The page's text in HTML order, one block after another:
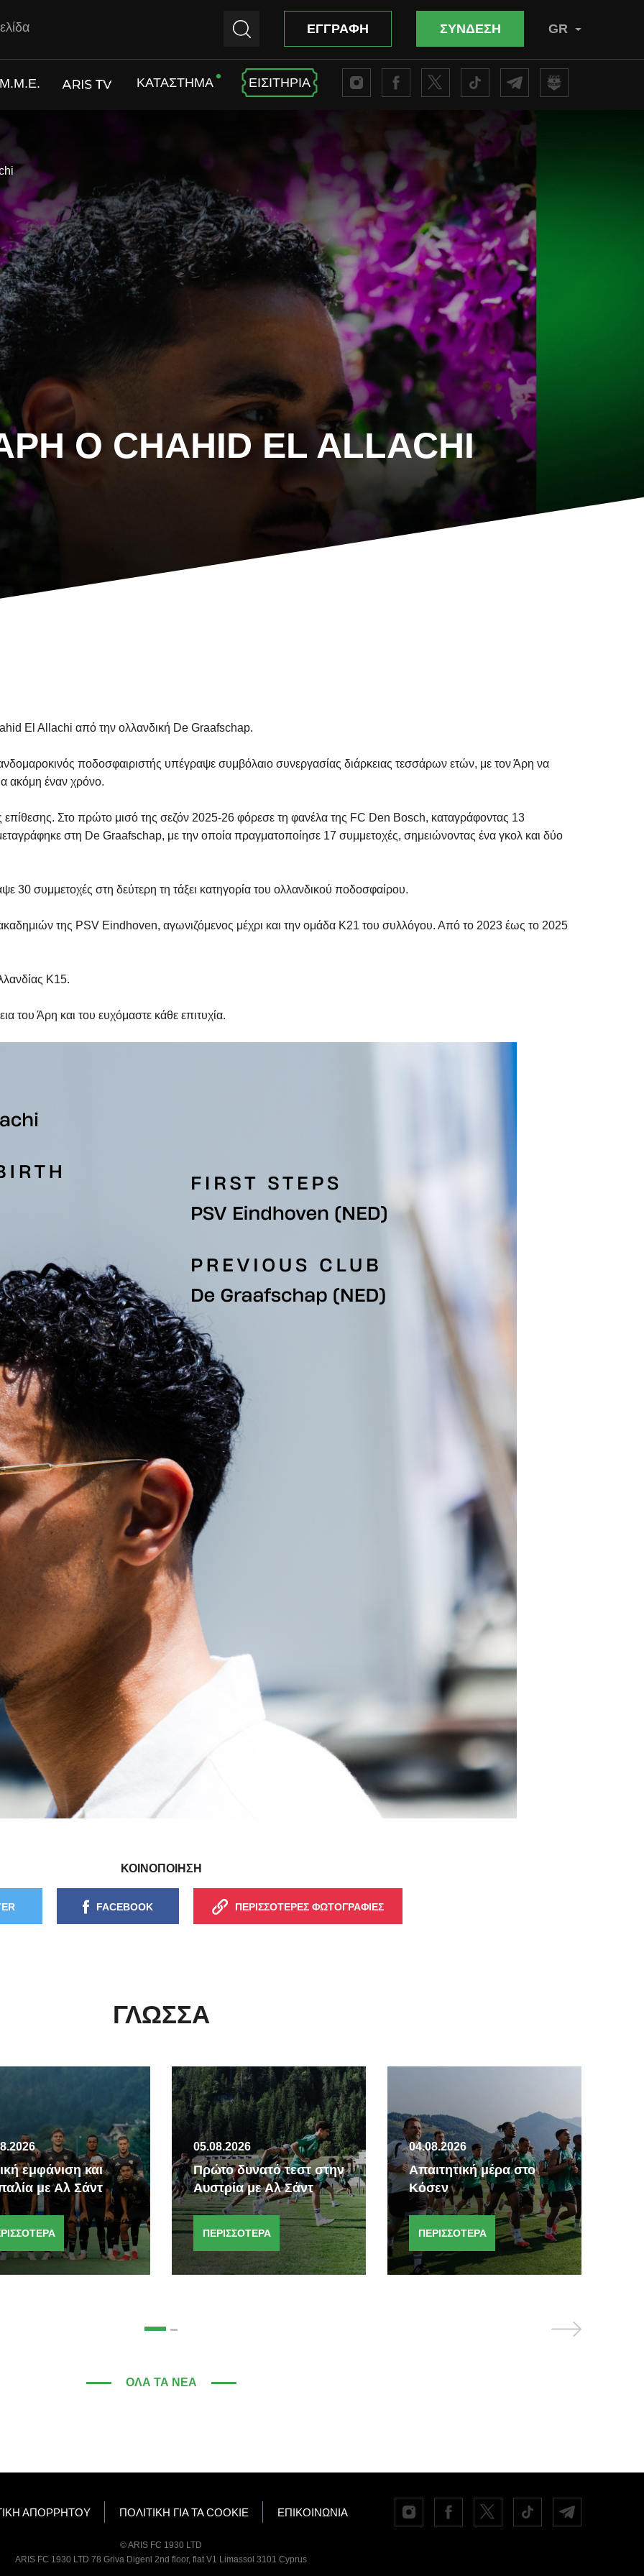
ΕΓΓΡΑΦΗ ΣΥΝΔΕΣΗ GR
ARIS TV ΚΑΤΑΣΤΗΜΑ ΕΙΣΙΤΗΡΙΑ
Ο CHAHID EL ALLACHI
El Allachi από την ολλανδική De Graafschap.
ποδοσφαιριστής υπέγραψε συμβόλαιο συνεργασίας διάρκειας τεσσάρων ετών, με τον Άρη να
ακόμη έναν χρόνο.
επίθεσης. Στο πρώτο μισό της σεζόν 2025-26 φόρεσε τη φανέλα της FC Den Bosch, καταγράφοντας 13
στη De Graafschap, με την οποία πραγματοποίησε 17 συμμετοχές, σημειώνοντας ένα γκολ και δύο
30 συμμετοχές στη δεύτερη τη τάξει κατηγορία του ολλανδικού ποδοσφαίρου.
της PSV Eindhoven, αγωνιζόμενος μέχρι και την ομάδα Κ21 του συλλόγου. Από το 2023 έως το 2025
Κ15.
του Άρη και του ευχόμαστε κάθε επιτυχία.
ΚΟΙΝΟΠΟΙΗΣΗ
FACEBOOK ΠΕΡΙΣΣΟΤΕΡΕΣ ΦΩΤΟΓΡΑΦΙΕΣ
ΓΛΏΣΣΑ
εμφάνιση και
με Αλ Σάντ
05.08.2026
Πρώτο δυνατό τεστ στην
Αυστρία με Αλ Σάντ
ΠΕΡΙΣΣΟΤΕΡΑ
04.08.2026
Απαιτητική μέρα στο
Κόσεν
ΠΕΡΙΣΣΟΤΕΡΑ
ΌΛΑ ΤΑ ΝΈΑ
ΑΠΟΡΡΗΤΟΥ ΠΟΛΙΤΙΚΗ ΓΙΑ ΤΑ COOKIE ΕΠΙΚΟΙΝΩΝΙΑ
© ARIS FC 1930 LTD
ARIS FC 1930 LTD 78 Griva Digeni 2nd floor, flat V1 Limassol 3101 Cyprus